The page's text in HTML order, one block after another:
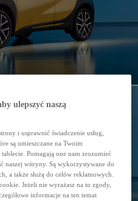
ulepszyć naszą
i usprawnić świadczenie usług,
są umieszczane na Twoim
Pomagają one nam zrozumieć
naszej witryny. Są wykorzystywane do
a także służą do celów reklamowych.
Jeżeli nie wyrażasz na to zgody,
informacje na ten temat